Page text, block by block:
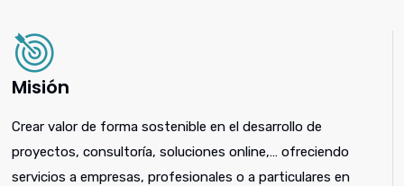
Misión
Crear valor de forma sostenible en el desarrollo de
proyectos, consultoría, soluciones online,… ofreciendo
servicios a empresas, profesionales o a particulares en